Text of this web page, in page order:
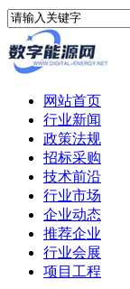
网站首页
行业新闻
政策法规
招标采购
技术前沿
行业市场
企业动态
推荐企业
行业会展
项目工程